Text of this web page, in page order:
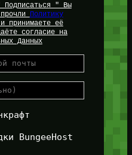
Подписаться " Вы
Политику
принимаете её
согласие на
Данных
BungeeHost